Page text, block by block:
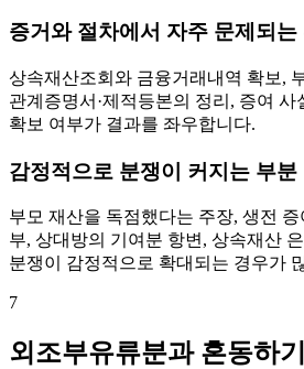
증거와 절차에서 자주 문제되는
상속재산조회와 금융거래내역 확보,
관계증명서·제적등본의 정리, 증여 사
확보 여부가 결과를 좌우합니다.
감정적으로 분쟁이 커지는 부분
부모 재산을 독점했다는 주장, 생전
부, 상대방의 기여분 항변, 상속재산
분쟁이 감정적으로 확대되는 경우가
7
외조부유류분과 혼동하